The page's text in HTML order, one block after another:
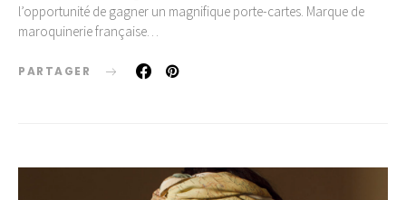
l’opportunité de gagner un magnifique porte-cartes. Marque de
maroquinerie française…
PARTAGER